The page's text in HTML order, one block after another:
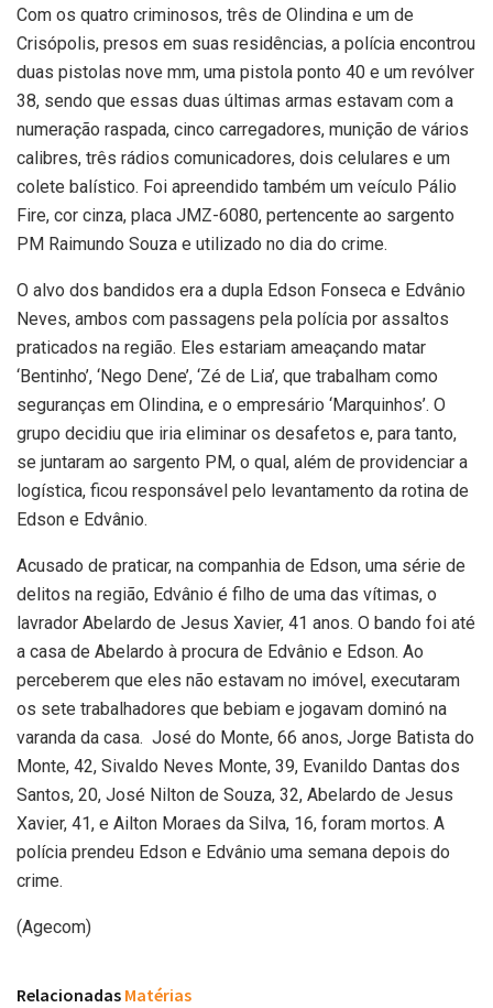
Com os quatro criminosos, três de Olindina e um de
Crisópolis, presos em suas residências, a polícia encontrou
duas pistolas nove mm, uma pistola ponto 40 e um revólver
38, sendo que essas duas últimas armas estavam com a
numeração raspada, cinco carregadores, munição de vários
calibres, três rádios comunicadores, dois celulares e um
colete balístico. Foi apreendido também um veículo Pálio
Fire, cor cinza, placa JMZ-6080, pertencente ao sargento
PM Raimundo Souza e utilizado no dia do crime.
O alvo dos bandidos era a dupla Edson Fonseca e Edvânio
Neves, ambos com passagens pela polícia por assaltos
praticados na região. Eles estariam ameaçando matar
‘Bentinho’, ‘Nego Dene’, ‘Zé de Lia’, que trabalham como
seguranças em Olindina, e o empresário ‘Marquinhos’. O
grupo decidiu que iria eliminar os desafetos e, para tanto,
se juntaram ao sargento PM, o qual, além de providenciar a
logística, ficou responsável pelo levantamento da rotina de
Edson e Edvânio.
Acusado de praticar, na companhia de Edson, uma série de
delitos na região, Edvânio é filho de uma das vítimas, o
lavrador Abelardo de Jesus Xavier, 41 anos. O bando foi até
a casa de Abelardo à procura de Edvânio e Edson. Ao
perceberem que eles não estavam no imóvel, executaram
os sete trabalhadores que bebiam e jogavam dominó na
varanda da casa. José do Monte, 66 anos, Jorge Batista do
Monte, 42, Sivaldo Neves Monte, 39, Evanildo Dantas dos
Santos, 20, José Nilton de Souza, 32, Abelardo de Jesus
Xavier, 41, e Ailton Moraes da Silva, 16, foram mortos. A
polícia prendeu Edson e Edvânio uma semana depois do
crime.
(Agecom)
Relacionadas Matérias